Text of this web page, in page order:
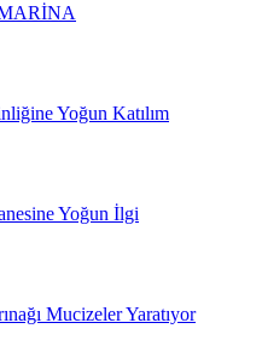
Yoğun Katılım
Yoğun İlgi
Mucizeler Yaratıyor